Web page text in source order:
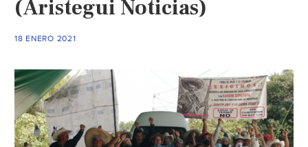
(Aristegui Noticias)
18 ENERO 2021